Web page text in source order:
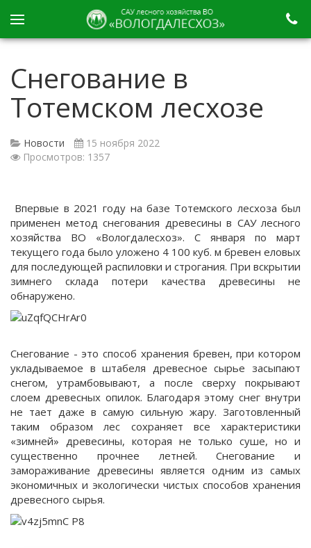
Снегование в
Тотемском лесхозе
Новости
15 ноября 2022
Просмотров: 1357
Впервые в 2021 году на базе Тотемского лесхоза был
применен метод снегования древесины в САУ лесного
хозяйства ВО «Вологдалесхоз». С января по март
текущего года было уложено 4 100 куб. м бревен еловых
для последующей распиловки и строгания. При вскрытии
зимнего склада потери качества древесины не
обнаружено.
Снегование - это способ хранения бревен, при котором
укладываемое в штабеля древесное сырье засыпают
снегом, утрамбовывают, а после сверху покрывают
слоем древесных опилок. Благодаря этому снег внутри
не тает даже в самую сильную жару. Заготовленный
таким образом лес сохраняет все характеристики
«зимней» древесины, которая не только суше, но и
существенно прочнее летней. Снегование и
замораживание древесины является одним из самых
экономичных и экологически чистых способов хранения
древесного сырья.